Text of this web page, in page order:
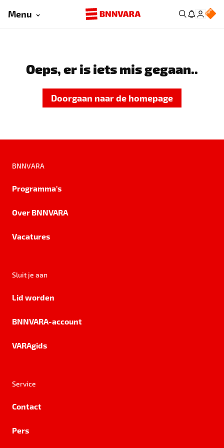
Menu
Oeps, er is iets mis gegaan..
Doorgaan naar de homepage
BNNVARA
Programma's
Over BNNVARA
Vacatures
Sluit je aan
Lid worden
BNNVARA-account
VARAgids
Service
Contact
Pers